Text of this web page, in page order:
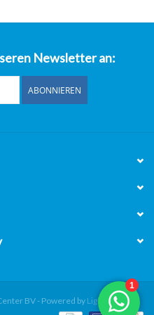
Newsletter an:
ABONNIEREN
BV - Powered by Lightspeed